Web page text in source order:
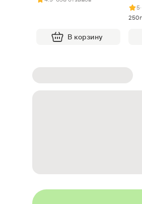
В корзину
5
250г